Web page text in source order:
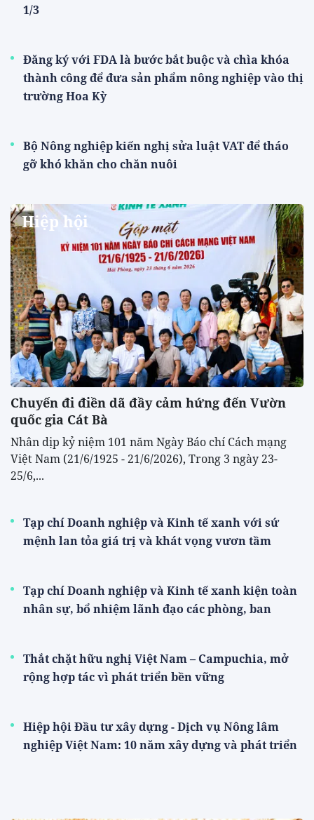
1/3
Đăng ký với FDA là bước bắt buộc và chìa khóa
thành công để đưa sản phẩm nông nghiệp vào thị
trường Hoa Kỳ
Bộ Nông nghiệp kiến nghị sửa luật VAT để tháo
gỡ khó khăn cho chăn nuôi
Hiệp hội
Chuyến đi điền dã đầy cảm hứng đến Vườn
quốc gia Cát Bà
Nhân dịp kỷ niệm 101 năm Ngày Báo chí Cách mạng
Việt Nam (21/6/1925 - 21/6/2026), Trong 3 ngày 23-
25/6,...
Tạp chí Doanh nghiệp và Kinh tế xanh với sứ
mệnh lan tỏa giá trị và khát vọng vươn tầm
Tạp chí Doanh nghiệp và Kinh tế xanh kiện toàn
nhân sự, bổ nhiệm lãnh đạo các phòng, ban
Thắt chặt hữu nghị Việt Nam – Campuchia, mở
rộng hợp tác vì phát triển bền vững
Hiệp hội Đầu tư xây dựng - Dịch vụ Nông lâm
nghiệp Việt Nam: 10 năm xây dựng và phát triển